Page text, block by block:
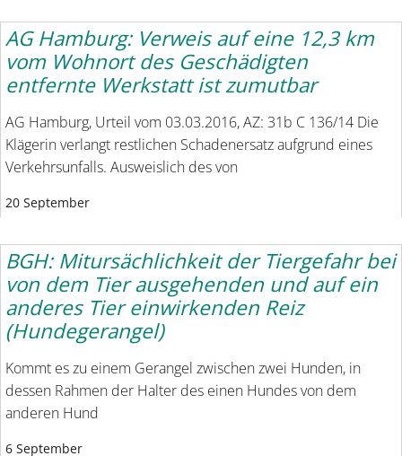
AG Hamburg: Verweis auf eine 12,3 km
vom Wohnort des Geschädigten
entfernte Werkstatt ist zumutbar
AG Hamburg, Urteil vom 03.03.2016, AZ: 31b C 136/14 Die
Klägerin verlangt restlichen Schadenersatz aufgrund eines
Verkehrsunfalls. Ausweislich des von
20 September
BGH: Mitursächlichkeit der Tiergefahr bei
von dem Tier ausgehenden und auf ein
anderes Tier einwirkenden Reiz
(Hundegerangel)
Kommt es zu einem Gerangel zwischen zwei Hunden, in
dessen Rahmen der Halter des einen Hundes von dem
anderen Hund
6 September